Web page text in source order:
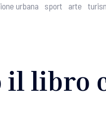
urbana sport arte
il libro